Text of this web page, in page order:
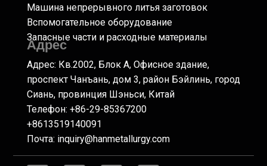
Машина непрерывного литья заготовок
Вспомогательное оборудование
Запасные части и расходные материалы
Адрес
Адрес: Кв.2002, Блок А, Офисное здание,
проспект Чанъань, дом 3, район Бэйлинь, город
Сиань, провинция Шэньси, Китай
Телефон: +86-29-85367200
+8613519140091
Почта: inquiry@hanmetallurgy.com